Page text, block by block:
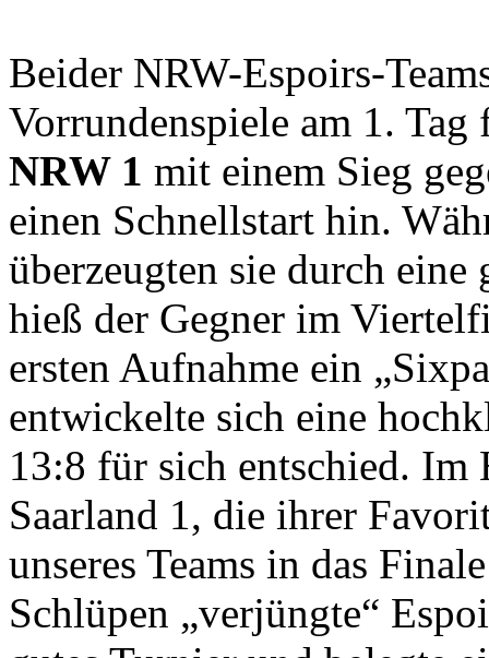
Beider NRW-Espoirs-
Vorrundenspiele am 1.
NRW 1 mit einem Sieg
einen Schnellstart hin.
überzeugten sie durch eine
hieß der Gegner im
ersten Aufnahme ein
entwickelte sich eine
13:8 für sich entschied. Im
Saarland 1, die ihrer
unseres Teams in das
Schlüpen „verjüngte“